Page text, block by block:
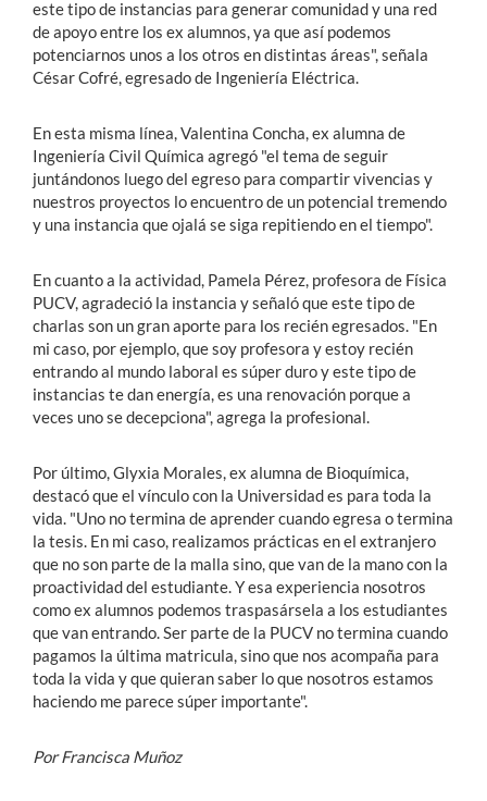
este tipo de instancias para generar comunidad y una red
de apoyo entre los ex alumnos, ya que así podemos
potenciarnos unos a los otros en distintas áreas", señala
César Cofré, egresado de Ingeniería Eléctrica.
En esta misma línea, Valentina Concha, ex alumna de
Ingeniería Civil Química agregó "el tema de seguir
juntándonos luego del egreso para compartir vivencias y
nuestros proyectos lo encuentro de un potencial tremendo
y una instancia que ojalá se siga repitiendo en el tiempo".
En cuanto a la actividad, Pamela Pérez, profesora de Física
PUCV, agradeció la instancia y señaló que este tipo de
charlas son un gran aporte para los recién egresados. "En
mi caso, por ejemplo, que soy profesora y estoy recién
entrando al mundo laboral es súper duro y este tipo de
instancias te dan energía, es una renovación porque a
veces uno se decepciona", agrega la profesional.
Por último, Glyxia Morales, ex alumna de Bioquímica,
destacó que el vínculo con la Universidad es para toda la
vida. "Uno no termina de aprender cuando egresa o termina
la tesis. En mi caso, realizamos prácticas en el extranjero
que no son parte de la malla sino, que van de la mano con la
proactividad del estudiante. Y esa experiencia nosotros
como ex alumnos podemos traspasársela a los estudiantes
que van entrando. Ser parte de la PUCV no termina cuando
pagamos la última matricula, sino que nos acompaña para
toda la vida y que quieran saber lo que nosotros estamos
haciendo me parece súper importante".
Por Francisca Muñoz